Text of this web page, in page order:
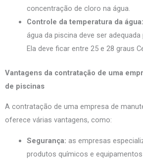
concentração de cloro na água.
Controle da temperatura da água:
água da piscina deve ser
Ela deve ficar entre 25 e 28 graus
Vantagens da contratação de uma
de piscinas
A contratação de uma empresa de
oferece várias vantagens, como:
Segurança: as empresas
produtos químicos e